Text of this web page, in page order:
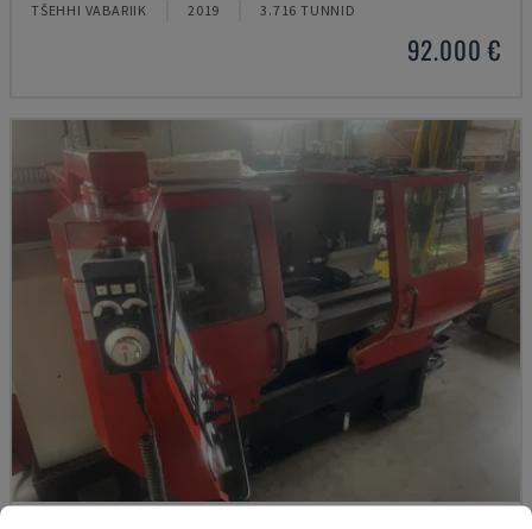
TŠEHHI VABARIIK 2019 3.716 TUNNID
92.000 €